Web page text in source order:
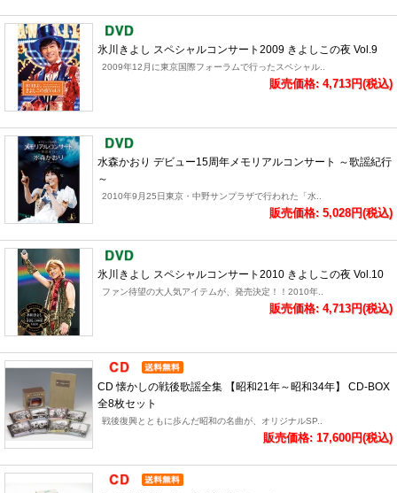
氷川きよし スペシャルコンサート2009 きよしこの夜 Vol.9
2009年12月に東京国際フォーラムで行ったスペシャル..
販売価格: 4,713円(税込)
水森かおり デビュー15周年メモリアルコンサート ～歌謡紀行
～
2010年9月25日東京・中野サンプラザで行われた「水..
販売価格: 5,028円(税込)
氷川きよし スペシャルコンサート2010 きよしこの夜 Vol.10
ファン待望の大人気アイテムが、発売決定！！2010年..
販売価格: 4,713円(税込)
CD 懐かしの戦後歌謡全集 【昭和21年～昭和34年】 CD-BOX
全8枚セット
戦後復興とともに歩んだ昭和の名曲が、オリジナルSP..
販売価格: 17,600円(税込)